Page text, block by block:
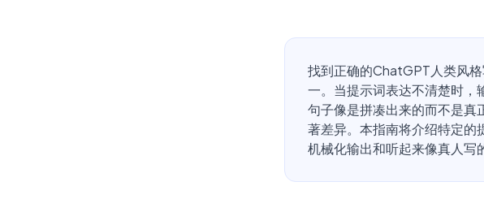
找到正确的ChatGPT人类风
一。当提示词表达不清楚时，
句子像是拼凑出来的而不是真
著差异。本指南将介绍特定的
机械化输出和听起来像真人写